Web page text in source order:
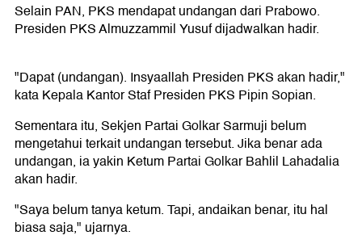
Selain PAN, PKS mendapat undangan dari Prabowo.
Presiden PKS Almuzzammil Yusuf dijadwalkan hadir.
"Dapat (undangan). Insyaallah Presiden PKS akan hadir,"
kata Kepala Kantor Staf Presiden PKS Pipin Sopian.
Sementara itu, Sekjen Partai Golkar Sarmuji belum
mengetahui terkait undangan tersebut. Jika benar ada
undangan, ia yakin Ketum Partai Golkar Bahlil Lahadalia
akan hadir.
"Saya belum tanya ketum. Tapi, andaikan benar, itu hal
biasa saja," ujarnya.